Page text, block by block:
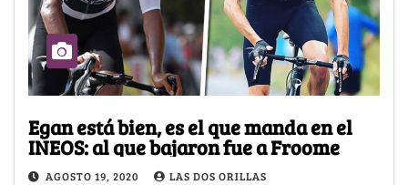
Egan está bien, es el que manda en el
INEOS: al que bajaron fue a Froome
AGOSTO 19, 2020 LAS DOS ORILLAS